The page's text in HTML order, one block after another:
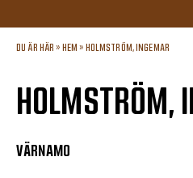
DU ÄR HÄR » HEM » HOLMSTRÖM, INGEMAR
HOLMSTRÖM,
VÄRNAMO